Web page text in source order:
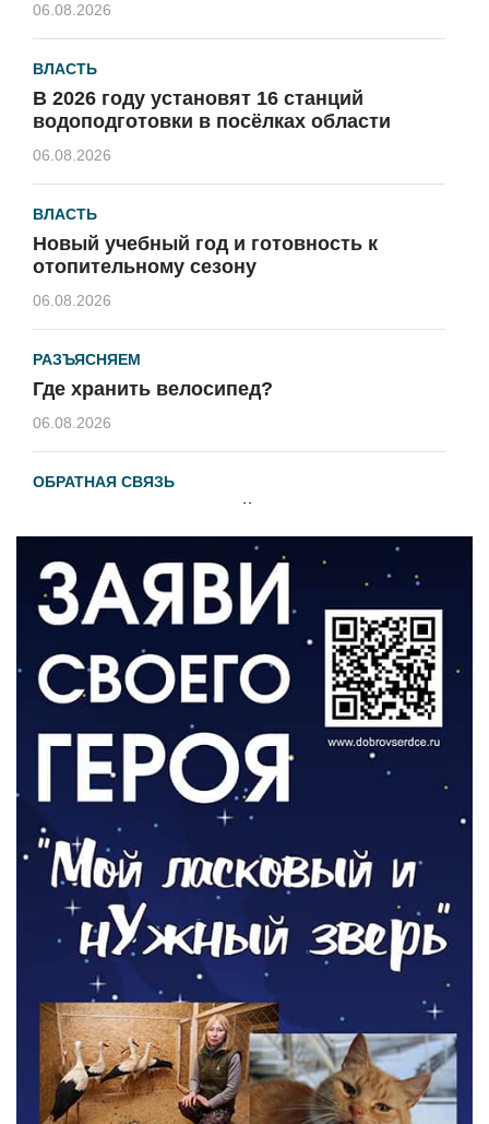
06.08.2026
ВЛАСТЬ
В 2026 году установят 16 станций
водоподготовки в посёлках области
06.08.2026
ВЛАСТЬ
Новый учебный год и готовность к
отопительному сезону
06.08.2026
РАЗЪЯСНЯЕМ
Где хранить велосипед?
06.08.2026
ОБРАТНАЯ СВЯЗЬ
ВЛАСТЬ
День памяти и «Симфония народов»
06.08.2026
Новый настил на экотропе
05.08.2026